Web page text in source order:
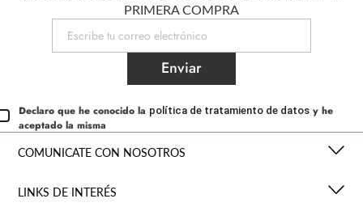
PRIMERA COMPRA
Enviar
Declaro que he conocido la política de tratamiento de datos y he
aceptado la misma
COMUNICATE CON NOSOTROS
LINKS DE INTERÉS